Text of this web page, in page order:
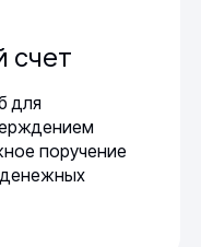
счет
для
поручение